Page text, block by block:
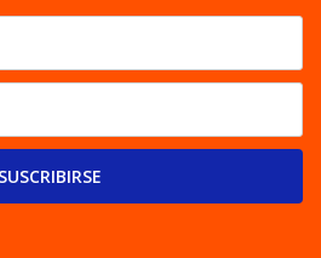
SUSCRIBIRSE